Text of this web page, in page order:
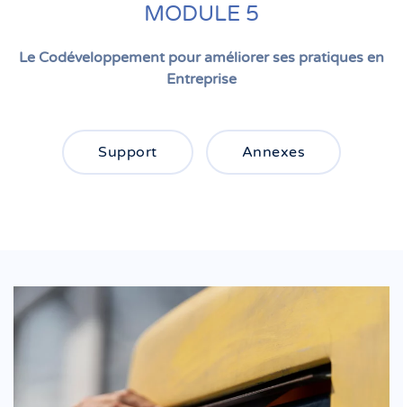
MODULE 5
Le Codéveloppement pour améliorer ses pratiques en
Entreprise
Support Annexes